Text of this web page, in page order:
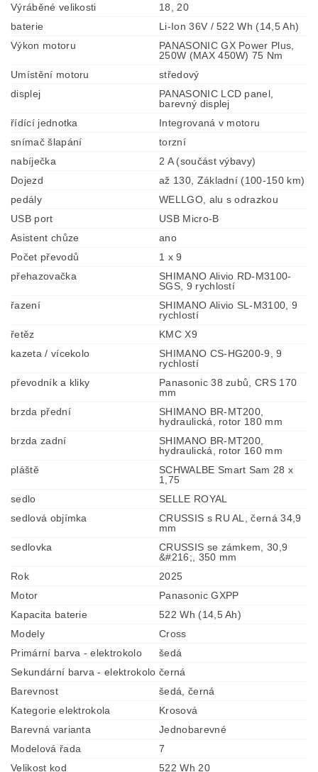
Výráběné velikosti
18, 20
baterie
Li-Ion 36V / 522 Wh (14,5 Ah)
Výkon motoru
PANASONIC GX Power Plus,
250W (MAX 450W) 75 Nm
Umístění motoru
středový
displej
PANASONIC LCD panel,
barevný displej
řídící jednotka
Integrovaná v motoru
snímač šlapání
torzní
nabíječka
2 A (součást výbavy)
Dojezd
až 130, Základní (100-150 km)
pedály
WELLGO, alu s odrazkou
USB port
USB Micro-B
Asistent chůze
ano
Počet převodů
1 x 9
přehazovačka
SHIMANO Alivio RD-M3100-
SGS, 9 rychlostí
řazení
SHIMANO Alivio SL-M3100, 9
rychlostí
řetěz
KMC X9
kazeta / vícekolo
SHIMANO CS-HG200-9, 9
rychlostí
převodník a kliky
Panasonic 38 zubů, CRS 170
mm
brzda přední
SHIMANO BR-MT200,
hydraulická, rotor 180 mm
brzda zadní
SHIMANO BR-MT200,
hydraulická, rotor 160 mm
pláště
SCHWALBE Smart Sam 28 x
1,75
sedlo
SELLE ROYAL
sedlová objímka
CRUSSIS s RU AL, černá 34,9
mm
sedlovka
CRUSSIS se zámkem, 30,9
&#216;, 350 mm
Rok
2025
Motor
Panasonic GXPP
Kapacita baterie
522 Wh (14,5 Ah)
Modely
Cross
Primární barva - elektrokolo
šedá
Sekundární barva - elektrokolo černá
Barevnost
šedá, černá
Kategorie elektrokola
Krosová
Barevná varianta
Jednobarevné
Modelová řada
7
Velikost kod
522 Wh 20